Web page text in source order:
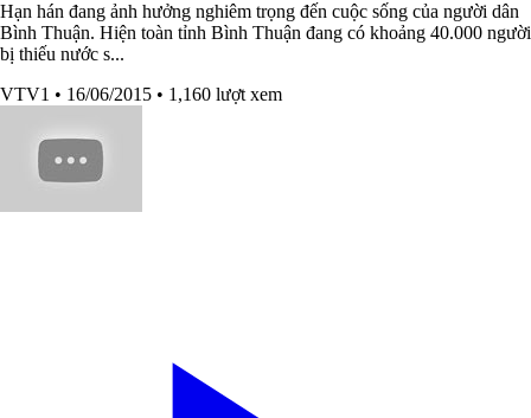
Hạn hán đang ảnh hưởng nghiêm trọng đến cuộc sống của người dân
Bình Thuận. Hiện toàn tỉnh Bình Thuận đang có khoảng 40.000 người
bị thiếu nước s...
VTV1 • 16/06/2015 • 1,160 lượt xem